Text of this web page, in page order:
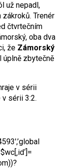
už nepadl,
Trenér
čtvrtečním
oba dva
že Zámorský
úplně zbytečně
v sérii
v sérii 3:2.